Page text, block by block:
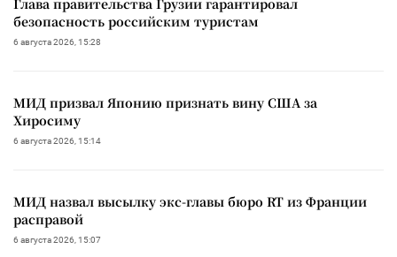
безопасность российским туристам
6 августа 2026, 15:28
МИД призвал Японию признать вину США за
Хиросиму
6 августа 2026, 15:14
МИД назвал высылку экс-главы бюро RT из Франции
расправой
6 августа 2026, 15:07